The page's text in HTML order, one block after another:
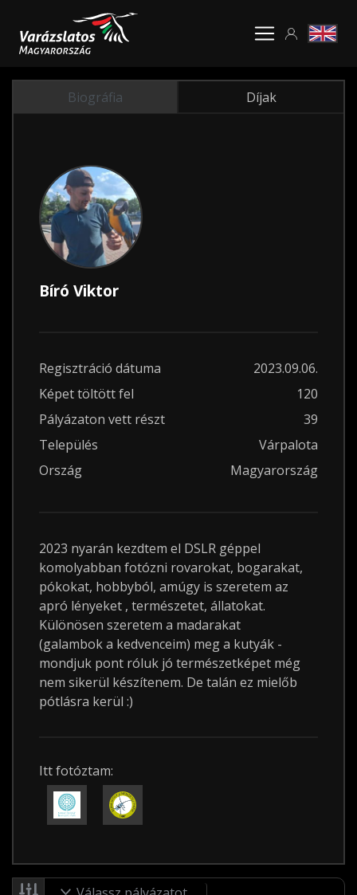
Biográfia Díjak
Bíró Viktor
Regisztráció dátuma
2023.09.06.
Képet töltött fel
120
Pályázaton vett részt
39
Település
Várpalota
Ország
Magyarország
2023 nyarán kezdtem el DSLR géppel
komolyabban fotózni rovarokat, bogarakat,
pókokat, hobbyból, amúgy is szeretem az
apró lényeket , természetet, állatokat.
Különösen szeretem a madarakat
(galambok a kedvenceim) meg a kutyák -
mondjuk pont róluk jó természetképet még
nem sikerül készítenem. De talán ez mielőb
pótlásra kerül :)
Itt fotóztam: